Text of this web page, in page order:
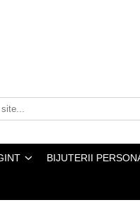
BIJUTERII